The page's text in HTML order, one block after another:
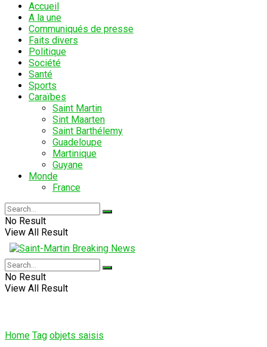
Accueil
A la une
Communiqués de presse
Faits divers
Politique
Société
Santé
Sports
Caraïbes
Saint Martin
Sint Maarten
Saint Barthélemy
Guadeloupe
Martinique
Guyane
Monde
France
No Result
View All Result
No Result
View All Result
Home Tag objets saisis